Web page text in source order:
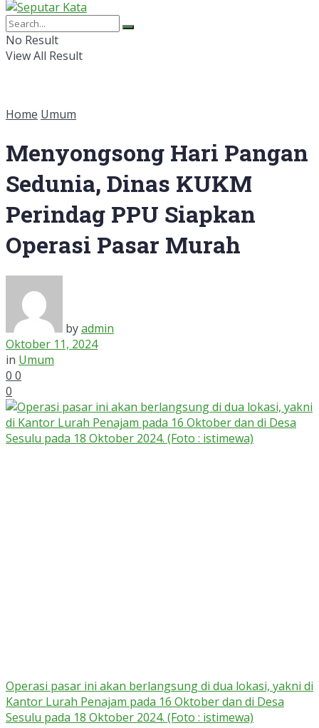
No Result
View All Result
Home Umum
Menyongsong Hari Pangan
Sedunia, Dinas KUKM
Perindag PPU Siapkan
Operasi Pasar Murah
byadmin
Oktober 11, 2024
in Umum
0 0
0
Operasi pasar ini akan berlangsung di dua lokasi, yakni di
Kantor Lurah Penajam pada 16 Oktober dan di Desa
Sesulu pada 18 Oktober 2024. (Foto : istimewa)